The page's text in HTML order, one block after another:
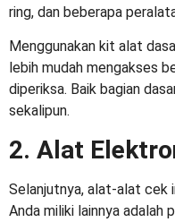
ring, dan beberapa
Menggunakan kit alat
lebih mudah mengakses
diperiksa. Baik bagian
sekalipun.
2. Alat
Selanjutnya, alat-alat cek
Anda miliki lainnya adalah